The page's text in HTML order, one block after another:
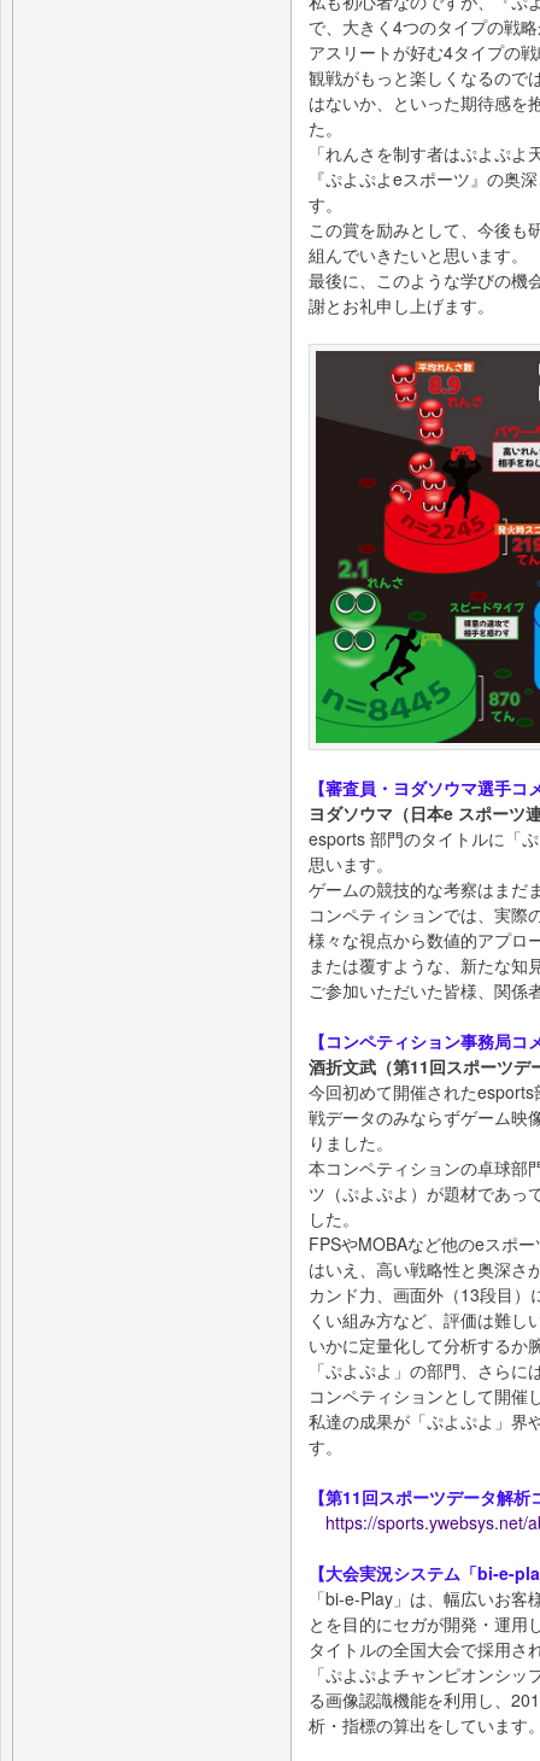
で、大きく4つのタイプの戦
アスリートが好む4タイプの
観戦がもっと楽しくなるので
はないか、といった期待感を
た。
「れんさを制す者はぷよぷ
『ぷよぷよeスポーツ』の奥
す。
この賞を励みとして、今後も
組んでいきたいと思います。
最後に、このような学びの機
謝とお礼申し上げます。
【審査員・ヨダソウマ選手コ
ヨダソウマ（日本e スポーツ
esports 部門のタイトルに「
思います。
ゲームの競技的な考察はまだ
コンペティションでは、実際
様々な視点から数値的アプロ
または覆すような、新たな知
ご参加いただいた皆様、関係
【コンペティション事務局コ
酒折文武（第11回スポーツデ
今回初めて開催された
戦データのみならずゲーム映
りました。
本コンペティションの卓球部
ツ（ぷよぷよ）が題材であっ
した。
FPSやMOBAなど他のeスポ
はいえ、高い戦略性と奥深さ
カンド力、画面外（13段目）
くい組み方など、評価は難し
いかに定量化して分析するか
「ぷよぷよ」の部門、さら
コンペティションとして開催
私達の成果が「ぷよぷよ」界
す。
【第11回スポーツデータ解
https://sports.ywebsys.net/
【大会実況システム「bi-e-
「bi-e-Play」は、幅広いお
とを目的にセガが開発・運用
タイトルの全国大会で採用さ
「ぷよぷよチャンピオンシ
る画像認識機能を利用し、
析・指標の算出をしています